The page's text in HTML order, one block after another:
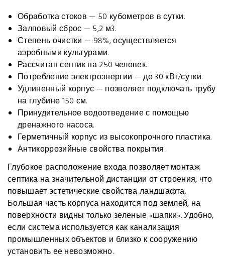
Обработка стоков — 50 кубометров в сутки.
Залповый сброс — 5,2 м3.
Степень очистки — 98%, осуществляется
аэробными культурами.
Рассчитан септик на 250 человек.
Потребление электроэнергии — до 30 кВт/сутки.
Удлиненный корпус — позволяет подключать трубу
на глубине 150 см.
Принудительное водоотведение с помощью
дренажного насоса.
Герметичный корпус из высокопрочного пластика.
Антикоррозийные свойства покрытия.
Глубокое расположение входа позволяет монтаж
септика на значительной дистанции от строения, что
повышает эстетические свойства ландшафта.
Большая часть корпуса находится под землей, на
поверхности видны только зеленые «шапки». Удобно,
если система используется как канализация
промышленных объектов и близко к сооружению
установить ее невозможно.